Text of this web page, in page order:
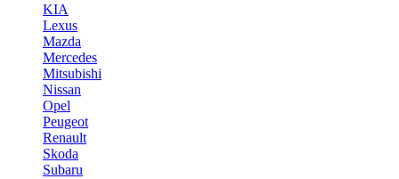
KIA
Lexus
Mazda
Mercedes
Mitsubishi
Nissan
Opel
Peugeot
Renault
Skoda
Subaru